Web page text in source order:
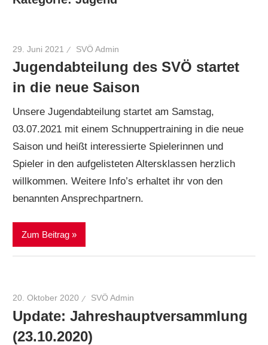
29. Juni 2021 SVÖ Admin
Jugendabteilung des SVÖ startet
in die neue Saison
Unsere Jugendabteilung startet am Samstag,
03.07.2021 mit einem Schnuppertraining in die neue
Saison und heißt interessierte Spielerinnen und
Spieler in den aufgelisteten Altersklassen herzlich
willkommen. Weitere Info’s erhaltet ihr von den
benannten Ansprechpartnern.
Zum Beitrag
20. Oktober 2020 SVÖ Admin
Update: Jahreshauptversammlung
(23.10.2020)